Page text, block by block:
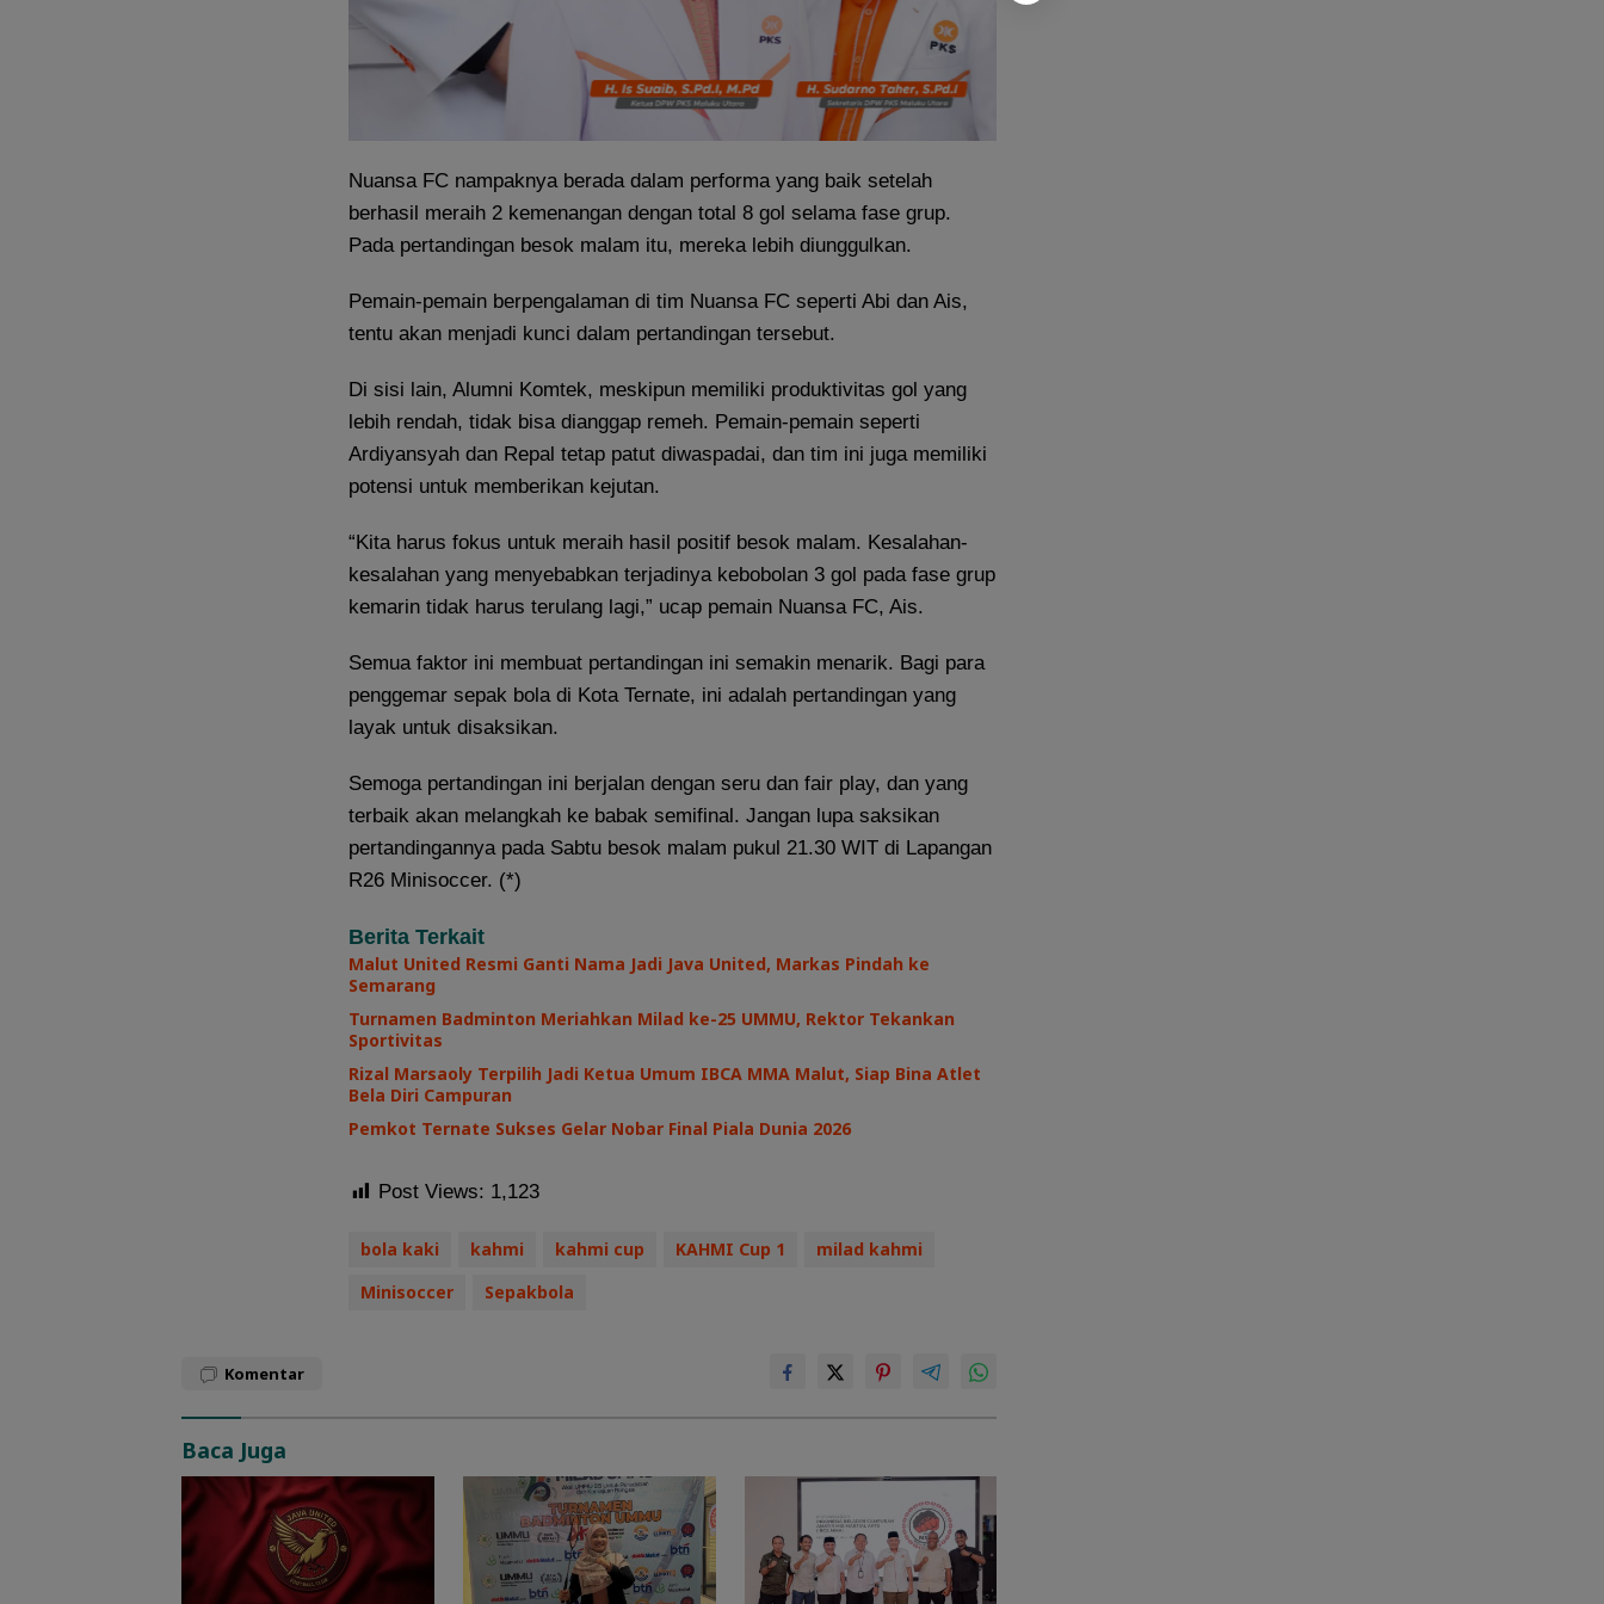
Nuansa FC nampaknya berada dalam performa yang baik setelah
berhasil meraih 2 kemenangan dengan total 8 gol selama fase grup.
Pada pertandingan besok malam itu, mereka lebih diunggulkan.
Pemain-pemain berpengalaman di tim Nuansa FC seperti Abi dan Ais,
tentu akan menjadi kunci dalam pertandingan tersebut.
Di sisi lain, Alumni Komtek, meskipun memiliki produktivitas gol yang
lebih rendah, tidak bisa dianggap remeh. Pemain-pemain seperti
Ardiyansyah dan Repal tetap patut diwaspadai, dan tim ini juga memiliki
potensi untuk memberikan kejutan.
“Kita harus fokus untuk meraih hasil positif besok malam. Kesalahan-
kesalahan yang menyebabkan terjadinya kebobolan 3 gol pada fase grup
kemarin tidak harus terulang lagi,” ucap pemain Nuansa FC, Ais.
Semua faktor ini membuat pertandingan ini semakin menarik. Bagi para
penggemar sepak bola di Kota Ternate, ini adalah pertandingan yang
layak untuk disaksikan.
Semoga pertandingan ini berjalan dengan seru dan fair play, dan yang
terbaik akan melangkah ke babak semifinal. Jangan lupa saksikan
pertandingannya pada Sabtu besok malam pukul 21.30 WIT di Lapangan
R26 Minisoccer. (*)
Berita Terkait
Malut United Resmi Ganti Nama Jadi Java United, Markas Pindah ke
Semarang
Turnamen Badminton Meriahkan Milad ke-25 UMMU, Rektor Tekankan
Sportivitas
Rizal Marsaoly Terpilih Jadi Ketua Umum IBCA MMA Malut, Siap Bina Atlet
Bela Diri Campuran
Pemkot Ternate Sukses Gelar Nobar Final Piala Dunia 2026
Post Views: 1,123
bola kaki kahmi kahmi cup KAHMI Cup 1
milad kahmi
Minisoccer
Sepakbola
Komentar
Baca Juga